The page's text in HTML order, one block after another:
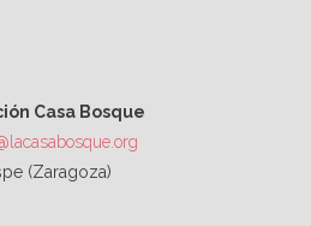
Casa Bosque
(Zaragoza)